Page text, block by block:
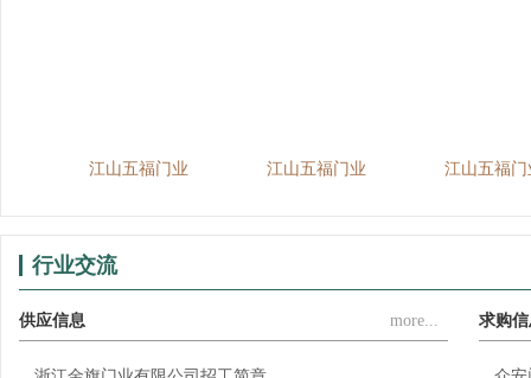
江山五福门业 江山五福门业 江山五福门
行业交流
供应信息 more... 求购